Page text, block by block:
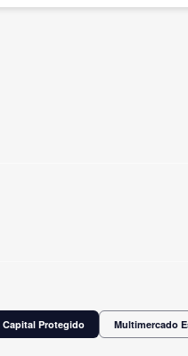
Protegido Multimercado